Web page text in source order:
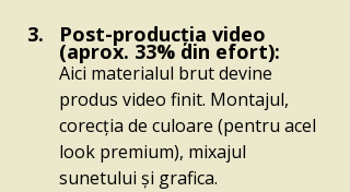
Post-producția video
(aprox. 33% din efort):
Aici materialul brut devine
produs video finit. Montajul,
corecția de culoare (pentru acel
look premium), mixajul
sunetului și grafica.